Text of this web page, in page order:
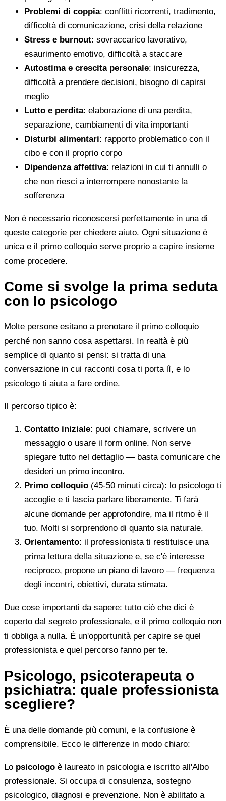
Problemi di coppia: conflitti ricorrenti, tradimento,
difficoltà di comunicazione, crisi della relazione
Stress e burnout: sovraccarico lavorativo,
esaurimento emotivo, difficoltà a staccare
Autostima e crescita personale: insicurezza,
difficoltà a prendere decisioni, bisogno di capirsi
meglio
Lutto e perdita: elaborazione di una perdita,
separazione, cambiamenti di vita importanti
Disturbi alimentari: rapporto problematico con il
cibo e con il proprio corpo
Dipendenza affettiva: relazioni in cui ti annulli o
che non riesci a interrompere nonostante la
sofferenza
Non è necessario riconoscersi perfettamente in una di
queste categorie per chiedere aiuto. Ogni situazione è
unica e il primo colloquio serve proprio a capire insieme
come procedere.
Come si svolge la prima seduta
con lo psicologo
Molte persone esitano a prenotare il primo colloquio
perché non sanno cosa aspettarsi. In realtà è più
semplice di quanto si pensi: si tratta di una
conversazione in cui racconti cosa ti porta lì, e lo
psicologo ti aiuta a fare ordine.
Il percorso tipico è:
Contatto iniziale: puoi chiamare, scrivere un
messaggio o usare il form online. Non serve
spiegare tutto nel dettaglio — basta comunicare che
desideri un primo incontro.
Primo colloquio (45-50 minuti circa): lo psicologo ti
accoglie e ti lascia parlare liberamente. Ti farà
alcune domande per approfondire, ma il ritmo è il
tuo. Molti si sorprendono di quanto sia naturale.
Orientamento: il professionista ti restituisce una
prima lettura della situazione e, se c'è interesse
reciproco, propone un piano di lavoro — frequenza
degli incontri, obiettivi, durata stimata.
Due cose importanti da sapere: tutto ciò che dici è
coperto dal segreto professionale, e il primo colloquio non
ti obbliga a nulla. È un'opportunità per capire se quel
professionista e quel percorso fanno per te.
Psicologo, psicoterapeuta o
psichiatra: quale professionista
scegliere?
È una delle domande più comuni, e la confusione è
comprensibile. Ecco le differenze in modo chiaro:
Lo psicologo è laureato in psicologia e iscritto all'Albo
professionale. Si occupa di consulenza, sostegno
psicologico, diagnosi e prevenzione. Non è abilitato a